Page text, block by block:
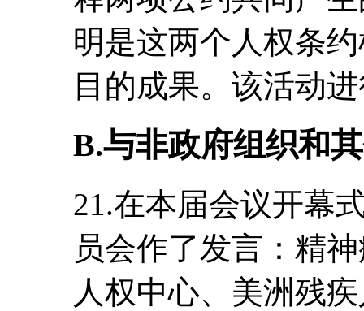
明是这两个人权条
目的成果。该活动
B.与非政府组织和
21.在本届会议开幕
员会作了发言：精
人权中心、美洲残